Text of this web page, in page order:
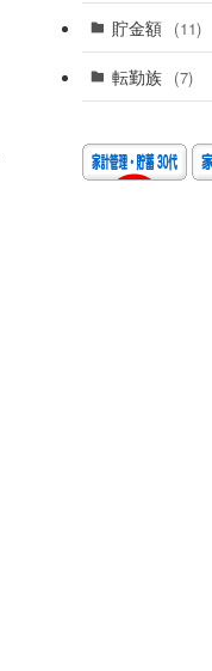
貯金額 (11)
転勤族 (7)